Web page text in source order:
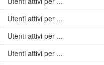
Utenti attivi per ...
Utenti attivi per ...
Utenti attivi per ...